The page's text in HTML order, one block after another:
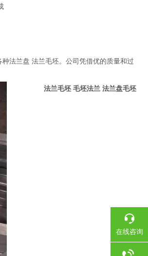
法兰盘 法兰毛坯。公司凭借优的质量和过
法兰毛坯 毛坯法兰 法兰盘毛坯
在线咨询